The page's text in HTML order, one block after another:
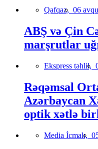
Qafqaz, 06
ABŞ və Çin
marşrutlar
Ekspress təhlil,
Rəqəmsal
Azərbaycan
optik xətlə
Media İcmalı,